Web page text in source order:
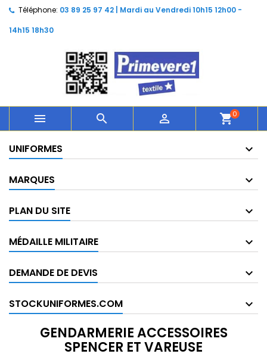
Téléphone: 03 89 25 97 42 | Mardi au Vendredi 10h15 12h00 -
14h15 18h30
   shopping_cart0
UNIFORMES
MARQUES
PLAN DU SITE
MÉDAILLE MILITAIRE
DEMANDE DE DEVIS
STOCKUNIFORMES.COM
GENDARMERIE ACCESSOIRES
SPENCER ET VAREUSE